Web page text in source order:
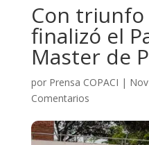
Con triunfo
finalizó el
Master de
por Prensa COPACI |
Comentarios